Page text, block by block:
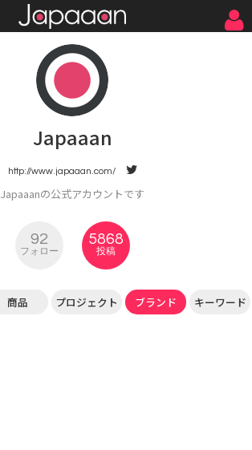
Japaaan
http://www.japaaan.com/
Japaaanの公式アカウントです
92
フォロー
5868
投稿
商品 プロジェクト ブランド キーワード